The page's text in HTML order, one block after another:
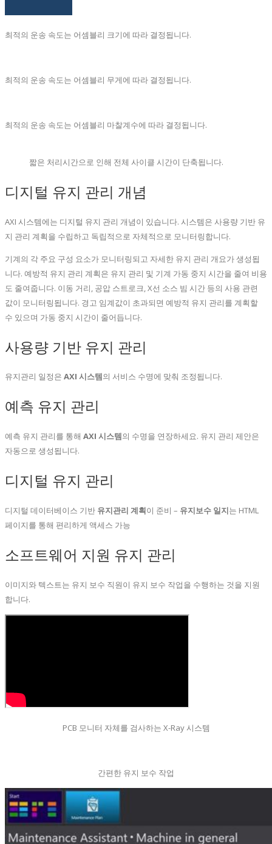
최적의 운송 속도는 어셈블리 크기에 따라 결정됩니다.
최적의 운송 속도는 어셈블리 무게에 따라 결정됩니다.
최적의 운송 속도는 어셈블리 마찰계수에 따라 결정됩니다.
짧은 처리시간으로 인해 전체 사이클 시간이 단축됩니다.
디지털 유지 관리 개념
AXI 시스템에는 디지털 유지 관리 개념이 있습니다. 시스템은 사용량 기반 유
지 관리 계획을 수립하고 독립적으로 자체적으로 모니터링합니다.
기계의 각 주요 구성 요소가 모니터링되고 자세한 유지 관리 개요가 생성됩
니다. 예방적 유지 관리 계획은 유지 관리 및 기계 가동 중지 시간을 줄여 비용
도 줄여줍니다. 이동 거리, 공압 스트로크, X선 소스 빔 시간 등의 사용 관련
값이 모니터링됩니다. 경고 임계값이 초과되면 예방적 유지 관리를 계획할
수 있으며 가동 중지 시간이 줄어듭니다.
사용량 기반 유지 관리
유지관리 일정은 AXI 시스템의 서비스 수명에 맞춰 조정됩니다.
예측 유지 관리
예측 유지 관리를 통해 AXI 시스템의 수명을 연장하세요. 유지 관리 제안은
자동으로 생성됩니다.
디지털 유지 관리
디지털 데이터베이스 기반 유지관리 계획이 준비 – 유지보수 일지는 HTML
페이지를 통해 편리하게 액세스 가능
소프트웨어 지원 유지 관리
이미지와 텍스트는 유지 보수 직원이 유지 보수 작업을 수행하는 것을 지원
합니다.
PCB 모니터 자체를 검사하는 X-Ray 시스템
간편한 유지 보수 작업